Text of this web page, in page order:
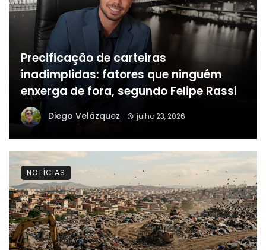
Precificação de carteiras
inadimplidas: fatores que ninguém
enxerga de fora, segundo Felipe Rassi
Diego Velázquez julho 23, 2026
NOTÍCIAS